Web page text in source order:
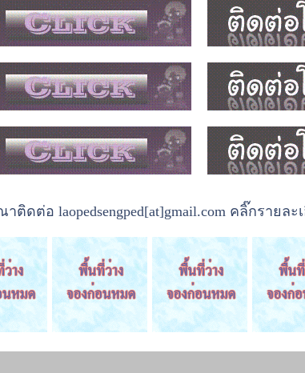
ติดต่อ laopedsengped[at]gmail.com คลิ๊กรายล